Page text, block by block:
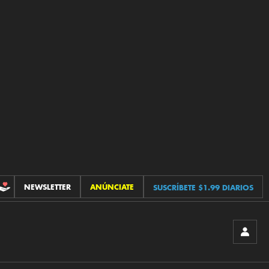
CONTRIBUCIONES
NEWSLETTER ANÚNCIATE SUSCRÍBETE $1.99 DIARIOS